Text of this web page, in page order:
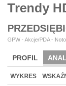
Trendy
GPW - Akcje/PDA -
PROFIL
BR LAB
WYKRES